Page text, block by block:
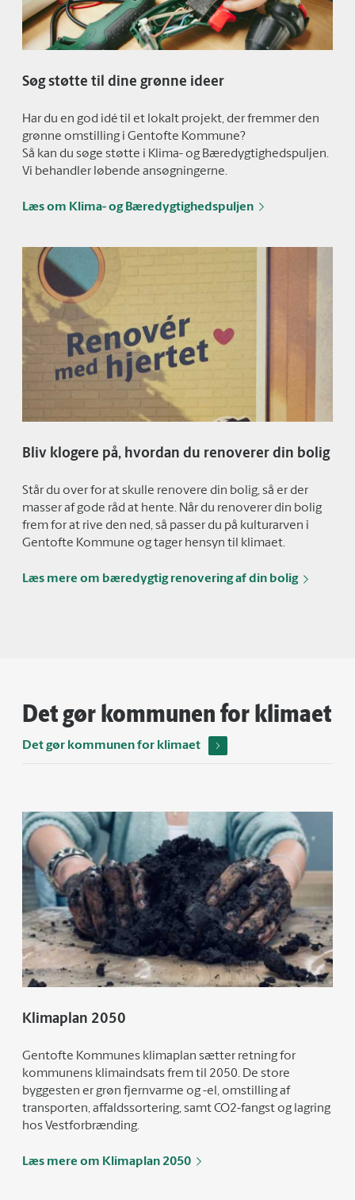
Søg støtte til dine grønne ideer
Har du en god idé til et lokalt projekt, der fremmer den
grønne omstilling i Gentofte Kommune?
Så kan du søge støtte i Klima- og Bæredygtighedspuljen.
Vi behandler løbende ansøgningerne.
Læs om Klima- og Bæredygtighedspuljen
Bliv klogere på, hvordan du renoverer din bolig
Står du over for at skulle renovere din bolig, så er der
masser af gode råd at hente. Når du renoverer din bolig
frem for at rive den ned, så passer du på kulturarven i
Gentofte Kommune og tager hensyn til klimaet.
Læs mere om bæredygtig renovering af din bolig
Det gør kommunen for klimaet
Det gør kommunen for klimaet
Klimaplan 2050
Gentofte Kommunes klimaplan sætter retning for
kommunens klimaindsats frem til 2050. De store
byggesten er grøn fjernvarme og -el, omstilling af
transporten, affaldssortering, samt CO2-fangst og lagring
hos Vestforbrænding.
Læs mere om Klimaplan 2050